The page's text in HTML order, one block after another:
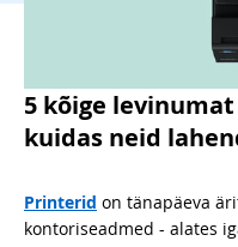
5 kõige
kuidas neid
Printerid on tänapäeva
kontoriseadmed - alates